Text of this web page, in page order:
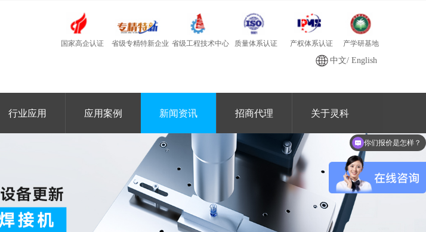
国家高企认证 省级专精特新企业 省级工程技术中心 质量体系认证 产权体系认证 产学研基地
中文/English
行业应用 应用案例 新闻资讯 招商代理 关于灵科
你们报价是怎样？